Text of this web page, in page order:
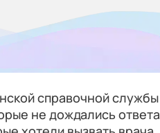
справочной службы
не дождались ответа